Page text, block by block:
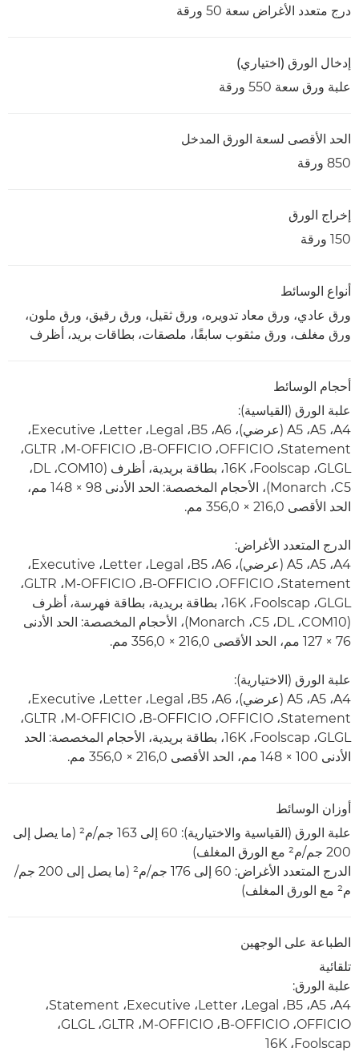
درج متعدد الأغراض سعة 50 ورقة
إدخال الورق (اختياري)
علبة ورق سعة 550 ورقة
الحد الأقصى لسعة الورق المدخل
850 ورقة
إخراج الورق
150 ورقة
أنواع الوسائط
ورق عادي، ورق معاد تدويره، ورق ثقيل، ورق رقيق، ورق ملون،
ورق مغلف، ورق مثقوب سابقًا، ملصقات، بطاقات بريد، أظرف
أحجام الوسائط
علبة الورق (القياسية):
A4‏، A5‏، A5‏ (عرضي)، A6، ‏B5‏، Legal‏، Letter‏، Executive‏،
Statement‏، OFFICIO‏، B-OFFICIO‏، ‏M-OFFICIO‏، GLTR‏،
GLGL‏، Foolscap‏، ‏16K، بطاقة بريدية، أظرف (COM10، ‏DL،
‏C5، ‏Monarch)، الأحجام المخصصة: الحد الأدنى 98 × 148 مم،
الحد الأقصى 216,0 × 356,0 مم.
الدرج المتعدد الأغراض:
A4‏، A5‏، A5‏ (عرضي)، A6، ‏B5‏، Legal‏، Letter‏، Executive‏،
Statement‏، OFFICIO‏، B-OFFICIO‏، ‏M-OFFICIO‏، GLTR‏،
GLGL‏، Foolscap‏، ‏16K، بطاقة بريدية، بطاقة فهرسة، أظرف
(COM10، ‏DL، ‏C5، ‏Monarch)، الأحجام المخصصة: الحد الأدنى
76 × 127 مم، الحد الأقصى 216,0 × 356,0 مم.
علبة الورق (الاختيارية):
A4‏، A5‏، A5‏ (عرضي)، A6، ‏B5‏، Legal‏، Letter‏، Executive‏،
Statement‏، OFFICIO‏، B-OFFICIO‏، ‏M-OFFICIO‏، GLTR‏،
GLGL‏، Foolscap‏، ‏16K، بطاقة بريدية، الأحجام المخصصة: الحد
الأدنى 100 × 148 مم، الحد الأقصى 216,0 × 356,0 مم.
أوزان الوسائط
علبة الورق (القياسية والاختيارية): 60 إلى 163 جم/م² (ما يصل إلى
200 جم/م² مع الورق المغلف)
الدرج المتعدد الأغراض: 60 إلى 176 جم/م² (ما يصل إلى 200 جم/
م² مع الورق المغلف)
الطباعة على الوجهين
تلقائية
علبة الورق:
A4‏، A5‏، B5‏، Legal‏، Letter‏، Executive‏، Statement‏،
OFFICIO‏، B-OFFICIO‏، ‏M-OFFICIO‏، GLTR‏، GLGL‏،
Foolscap‏، ‏16K